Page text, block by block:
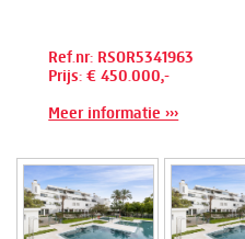
Ref.nr: RSOR5341963
Prijs: € 450.000,-
Meer informatie ›››